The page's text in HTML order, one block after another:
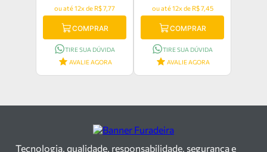
ou até 12x de R$ 7,77
COMPRAR
TIRE SUA DÚVIDA
AVALIE AGORA
ou até 12x de R$ 7,45
COMPRAR
TIRE SUA DÚVIDA
AVALIE AGORA
Tecnologia, qualidade, responsabilidade, segurança e